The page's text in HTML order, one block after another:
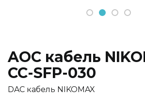
1 2 3 4
AOC кабель
CC-SFP-030
DAC кабель NIKOMAX